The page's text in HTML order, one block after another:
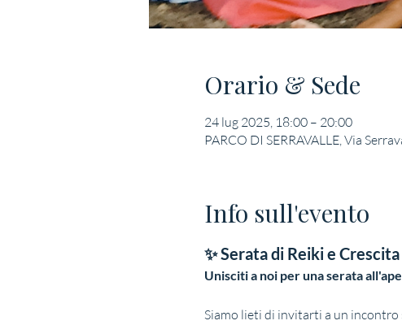
Orario & Sede
24 lug 2025, 18:00 – 20:00
PARCO DI SERRAVALLE, Via
Info sull'evento
✨ Serata di Reiki e
Unisciti a noi per una serata
Siamo lieti di invitarti a un incontro